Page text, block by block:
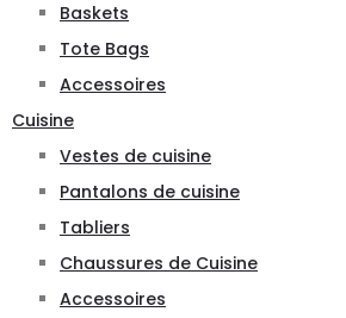
Baskets
Tote Bags
Accessoires
Cuisine
Vestes de cuisine
Pantalons de cuisine
Tabliers
Chaussures de Cuisine
Accessoires